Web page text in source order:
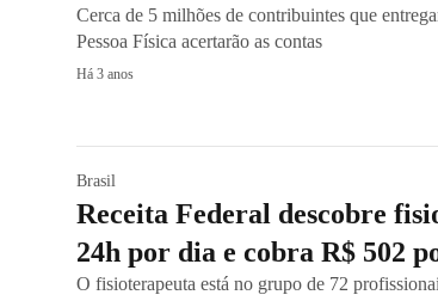
Cerca de 5 milhões de contribuintes que
Pessoa Física acertarão as contas
Há 3 anos
Brasil
Receita Federal descobre
24h por dia e cobra R$ 502
O fisioterapeuta está no grupo de 72